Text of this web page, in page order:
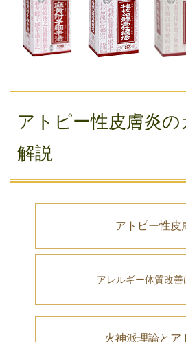
アトピー性皮膚炎の
解説
アトピー性皮
アレルギー体質改善
火神派理論とア